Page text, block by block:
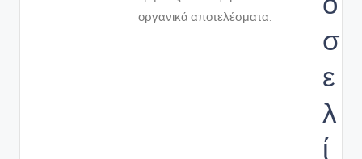
οργανικά αποτελέσματα.
σ
ε
λ
ί